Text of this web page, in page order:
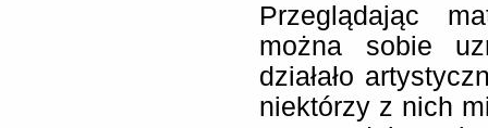
Przeglądając
można sobie
działało
niektórzy z nich